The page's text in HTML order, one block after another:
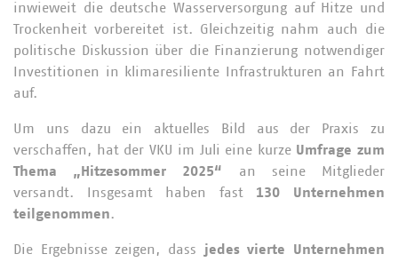
Passwort vergessen?
inwieweit die deutsche Wasserversorgung auf Hitze und
Trockenheit vorbereitet ist. Gleichzeitig nahm auch die
politische Diskussion über die Finanzierung notwendiger
Investitionen in klimaresiliente Infrastrukturen an Fahrt
auf.
Um uns dazu ein aktuelles Bild aus der Praxis zu
verschaffen, hat der VKU im Juli eine kurze Umfrage zum
Thema „Hitzesommer 2025“ an seine Mitglieder
versandt. Insgesamt haben fast 130 Unternehmen
teilgenommen.
Die Ergebnisse zeigen, dass jedes vierte Unternehmen